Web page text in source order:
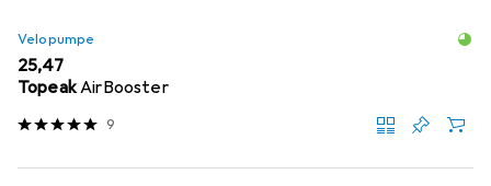
Velopumpe
EUR
25,47
TopeakAirBooster
9